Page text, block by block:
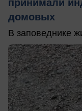
принимали
домовых
В заповеднике